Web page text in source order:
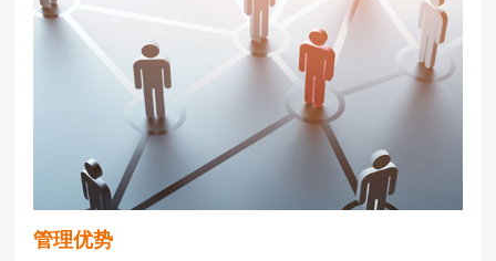
管理优势